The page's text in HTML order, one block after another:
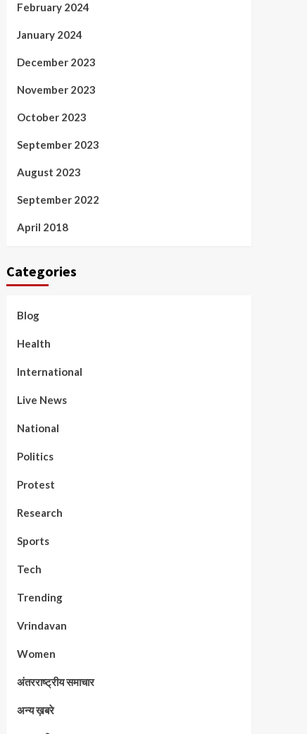
February 2024
January 2024
December 2023
November 2023
October 2023
September 2023
August 2023
September 2022
April 2018
Categories
Blog
Health
International
Live News
National
Politics
Protest
Research
Sports
Tech
Trending
Vrindavan
Women
अंतरराष्ट्रीय समाचार
अन्य ख़बरे